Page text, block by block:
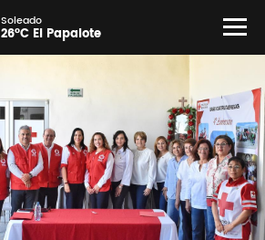
Soleado
26°C El Papalote